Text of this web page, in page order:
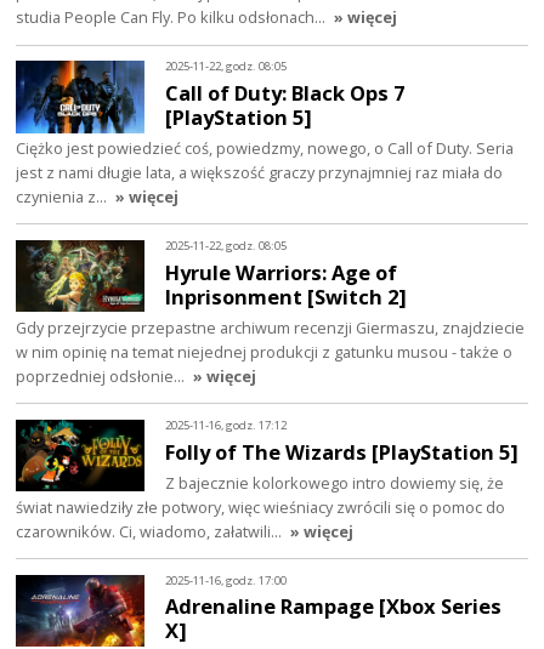
studia People Can Fly. Po kilku odsłonach… » więcej
2025-11-22, godz. 08:05
Call of Duty: Black Ops 7
[PlayStation 5]
Ciężko jest powiedzieć coś, powiedzmy, nowego, o Call of Duty. Seria
jest z nami długie lata, a większość graczy przynajmniej raz miała do
czynienia z… » więcej
2025-11-22, godz. 08:05
Hyrule Warriors: Age of
Inprisonment [Switch 2]
Gdy przejrzycie przepastne archiwum recenzji Giermaszu, znajdziecie
w nim opinię na temat niejednej produkcji z gatunku musou - także o
poprzedniej odsłonie… » więcej
2025-11-16, godz. 17:12
Folly of The Wizards [PlayStation 5]
Z bajecznie kolorkowego intro dowiemy się, że
świat nawiedziły złe potwory, więc wieśniacy zwrócili się o pomoc do
czarowników. Ci, wiadomo, załatwili… » więcej
2025-11-16, godz. 17:00
Adrenaline Rampage [Xbox Series
X]